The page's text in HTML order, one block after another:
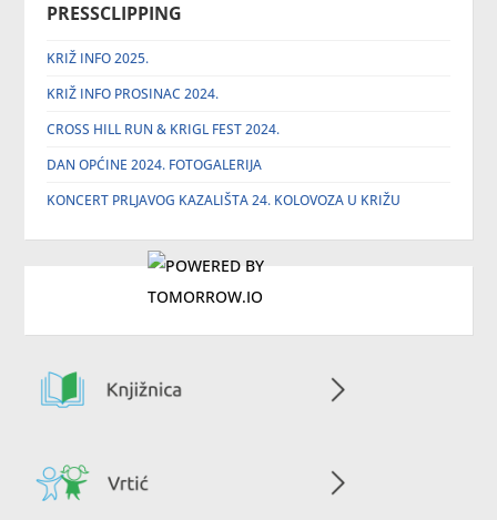
PRESSCLIPPING
KRIŽ INFO 2025.
KRIŽ INFO PROSINAC 2024.
CROSS HILL RUN & KRIGL FEST 2024.
DAN OPĆINE 2024. FOTOGALERIJA
KONCERT PRLJAVOG KAZALIŠTA 24. KOLOVOZA U KRIŽU